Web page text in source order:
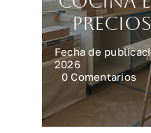
Fecha de
2026
0 Comentarioson
en